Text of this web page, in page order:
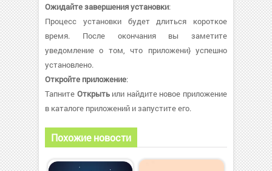
Ожидайте завершения установки:
Процесс установки будет длиться короткое
время. После окончания вы заметите
уведомление о том, что приложени} успешно
установлено.
Откройте приложение:
Тапните Открытьили найдите новое приложение
в каталоге приложений и запустите его.
Похожие новости